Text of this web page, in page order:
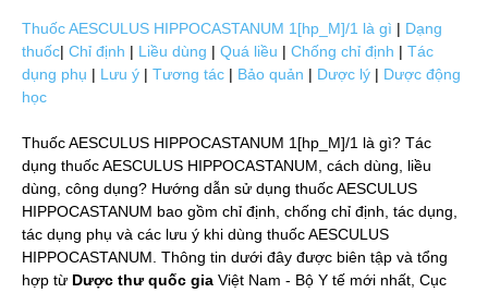
Thuốc AESCULUS HIPPOCASTANUM 1[hp_M]/1 là gì | Dạng
thuốc| Chỉ định | Liều dùng | Quá liều | Chống chỉ định | Tác
dụng phụ | Lưu ý | Tương tác | Bảo quản | Dược lý | Dược động
học
Thuốc AESCULUS HIPPOCASTANUM 1[hp_M]/1 là gì? Tác
dụng thuốc AESCULUS HIPPOCASTANUM, cách dùng, liều
dùng, công dụng? Hướng dẫn sử dụng thuốc AESCULUS
HIPPOCASTANUM bao gồm chỉ định, chống chỉ định, tác dụng,
tác dụng phụ và các lưu ý khi dùng thuốc AESCULUS
HIPPOCASTANUM. Thông tin dưới đây được biên tập và tổng
hợp từ Dược thư quốc gia Việt Nam - Bộ Y tế mới nhất, Cục